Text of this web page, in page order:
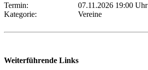
Termin:
07.11.2026 19:00 Uhr
Kategorie:
Vereine
Weiterführende Links